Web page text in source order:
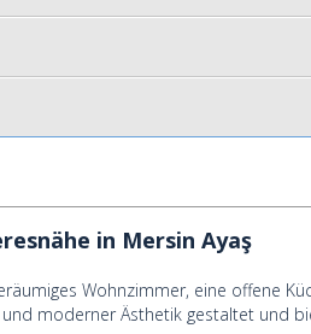
in Mersin Ayaş
Wohnzimmer, eine offene
moderner Ästhetik gestaltet und